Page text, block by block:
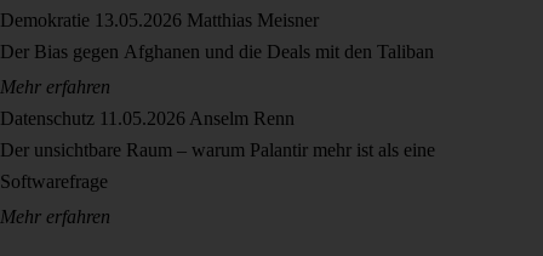
Demokratie 13.05.2026 Matthias Meisner
Der Bias gegen Afghanen und die Deals mit den Taliban
Mehr erfahren
Datenschutz 11.05.2026 Anselm Renn
Der unsichtbare Raum – warum Palantir mehr ist als eine
Softwarefrage
Mehr erfahren